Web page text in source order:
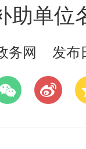
助单位
务网 发布